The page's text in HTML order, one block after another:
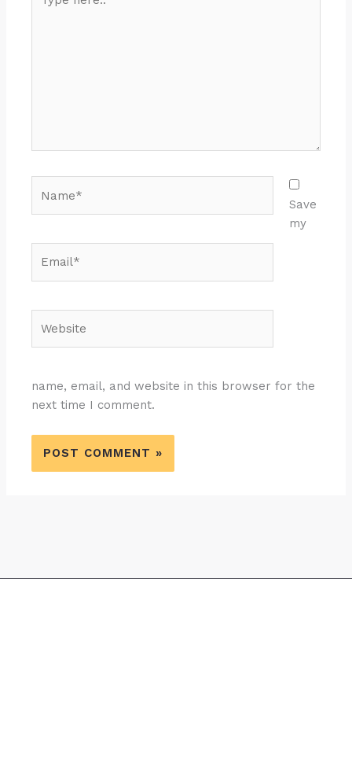
here..
Save
my
name, email, and website in this browser for the
next time I comment.